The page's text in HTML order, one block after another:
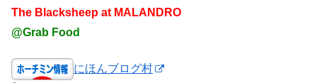
The Blacksheep at MALANDRO
@Grab Food
にほんブログ村